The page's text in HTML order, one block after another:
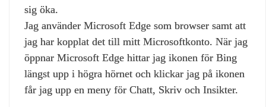
sig öka.
Jag använder Microsoft Edge som browser samt att
jag har kopplat det till mitt Microsoftkonto. När jag
öppnar Microsoft Edge hittar jag ikonen för Bing
längst upp i högra hörnet och klickar jag på ikonen
får jag upp en meny för Chatt, Skriv och Insikter.